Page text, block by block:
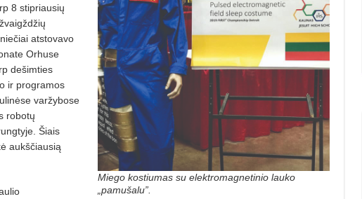
Miego kostiumas su elektromagnetinio lauko
„pamušalu”.
8 stipriausių
atstovavo
Orhuse
dešimties
ir programos
varžybose
robotų
Šiais
aukščiausią